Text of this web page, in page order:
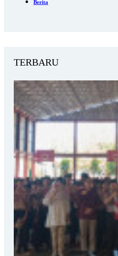
Berita
TERBARU